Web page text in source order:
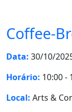
Coffee-
Data: 30/10/
Horário: 10:00 -
Local: Arts &